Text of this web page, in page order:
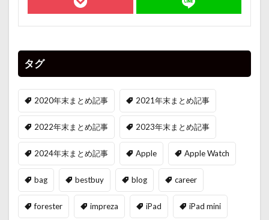
タグ
2020年末まとめ記事 2021年末まとめ記事
2022年末まとめ記事 2023年末まとめ記事
2024年末まとめ記事 Apple Apple Watch
bag bestbuy blog career
forester impreza iPad iPad mini